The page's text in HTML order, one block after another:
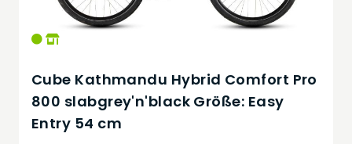
Cube Kathmandu Hybrid Comfort Pro
800 slabgrey'n'black Größe: Easy
Entry 54 cm